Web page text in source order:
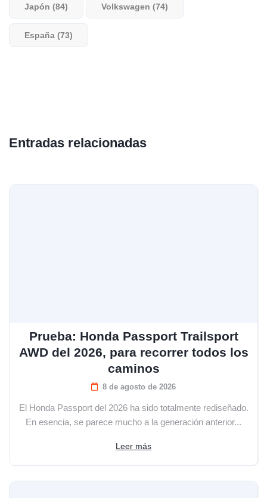
Japón (84) Volkswagen (74)
España (73)
Entradas relacionadas
Prueba: Honda Passport Trailsport
AWD del 2026, para recorrer todos los
caminos
8 de agosto de 2026
El Honda Passport del 2026 ha sido totalmente rediseñado.
En esencia, se parece mucho a la generación anterior...
Leer más